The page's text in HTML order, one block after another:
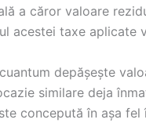
a căror valoare
acestei taxe aplicate
depășește
similare deja
concepută în așa